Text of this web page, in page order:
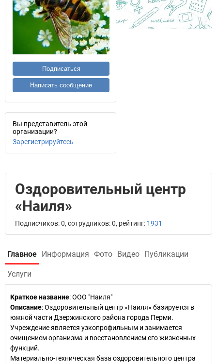
Подписаться
Написать сообщение
Вы представитель этой
организации?
Зарегистрируйтесь
Оздоровительный центр
«Наиля»
Подписчиков: 0, сотрудников: 0, рейтинг: 1931
Главное Информация Фото Видео Публикации
Услуги
Краткое название:ООО "Наиля"
Описание: Оздоровительный центр «Наиля» базируется в
южной части Дзержинского района города Перми.
Учреждение является узкопрофильным и занимается
очищением организма и восстановлением его жизненных
функций.
Материально-техническая база оздоровительного центра